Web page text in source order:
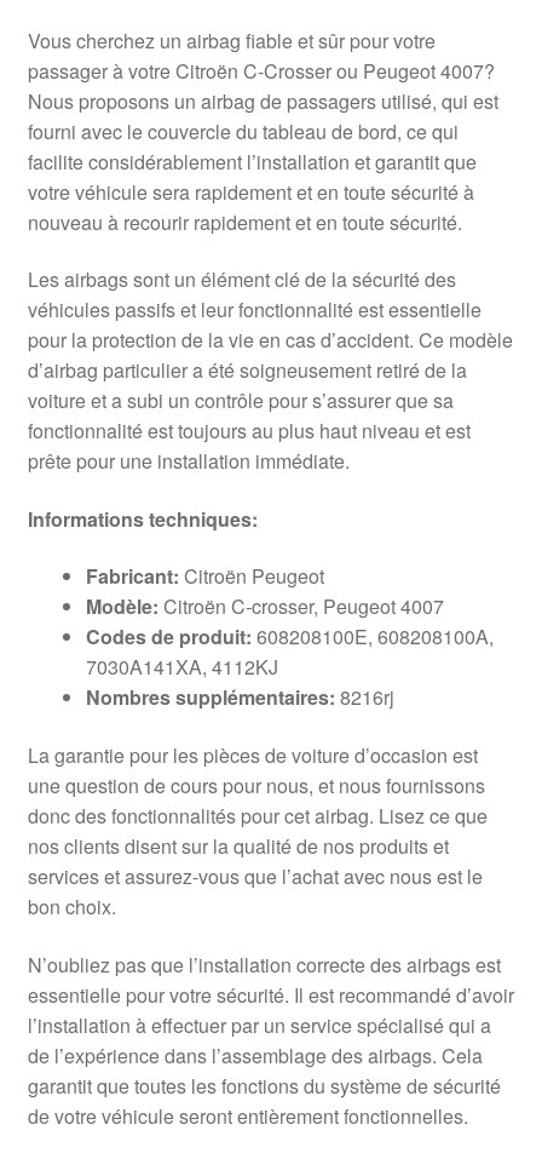
Vous cherchez un airbag fiable et sûr pour votre
passager à votre Citroën C-Crosser ou Peugeot 4007?
Nous proposons un airbag de passagers utilisé, qui est
fourni avec le couvercle du tableau de bord, ce qui
facilite considérablement l’installation et garantit que
votre véhicule sera rapidement et en toute sécurité à
nouveau à recourir rapidement et en toute sécurité.
Les airbags sont un élément clé de la sécurité des
véhicules passifs et leur fonctionnalité est essentielle
pour la protection de la vie en cas d’accident. Ce modèle
d’airbag particulier a été soigneusement retiré de la
voiture et a subi un contrôle pour s’assurer que sa
fonctionnalité est toujours au plus haut niveau et est
prête pour une installation immédiate.
Informations techniques:
Fabricant: Citroën Peugeot
Modèle: Citroën C-crosser, Peugeot 4007
Codes de produit: 608208100E, 608208100A,
7030A141XA, 4112KJ
Nombres supplémentaires: 8216rj
La garantie pour les pièces de voiture d’occasion est
une question de cours pour nous, et nous fournissons
donc des fonctionnalités pour cet airbag. Lisez ce que
nos clients disent sur la qualité de nos produits et
services et assurez-vous que l’achat avec nous est le
bon choix.
N’oubliez pas que l’installation correcte des airbags est
essentielle pour votre sécurité. Il est recommandé d’avoir
l’installation à effectuer par un service spécialisé qui a
de l’expérience dans l’assemblage des airbags. Cela
garantit que toutes les fonctions du système de sécurité
de votre véhicule seront entièrement fonctionnelles.